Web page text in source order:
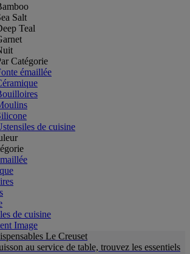
Salt
Teal
Catégorie
émaillée
de cuisine
de cuisine
Le Creuset
au service de table, trouvez les essentiels